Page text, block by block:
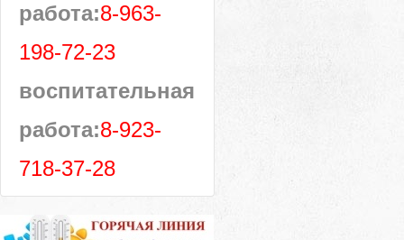
работа:8-963-
198-72-23
воспитательная
работа:8-923-
718-37-28